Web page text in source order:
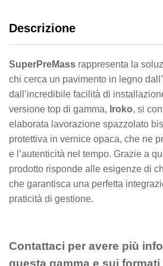
Descrizione
SuperPreMass rappresenta la
chi cerca un pavimento in legno
dall’incredibile facilità di
versione top di gamma, Iroko, si
elaborata lavorazione spazzolato
protettiva in vernice opaca, che ne
e l’autenticità nel tempo. Grazie a
prodotto risponde alle esigenze di
che garantisca una perfetta
praticità di gestione.
Contattaci per avere più